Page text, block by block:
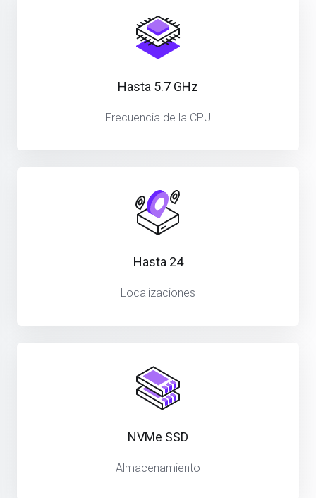
Hasta 5.7 GHz
Frecuencia de la CPU
Hasta 24
Localizaciones
NVMe SSD
Almacenamiento